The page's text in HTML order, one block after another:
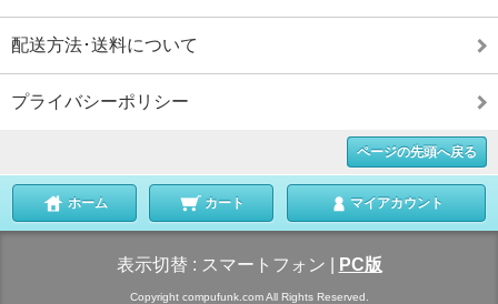
配送方法･送料について
プライバシーポリシー
ページの先頭へ戻る
ホーム カート マイアカウント
表示切替 : スマートフォン PC版
Copyright compufunk.com All Rights Reserved.